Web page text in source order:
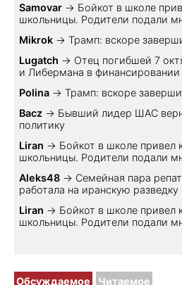
Samovar → Бойкот в школе
школьницы. Родители подали
Mikrok → Трамп: вскоре
Lugatch → Отец погибшей 7
и Либермана в
Polina → Трамп: вскоре
Bacz → Бывший лидер ШАС
политику
Liran → Бойкот в школе привел
школьницы. Родители подали
Aleks48 → Семейная пара
работала на иранскую разведку
Liran → Бойкот в школе привел
школьницы. Родители подали
Обсуждаемое Читаемое